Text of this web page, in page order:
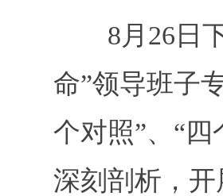
8月26日下
命”领导班子
个对照”、“
深刻剖析，